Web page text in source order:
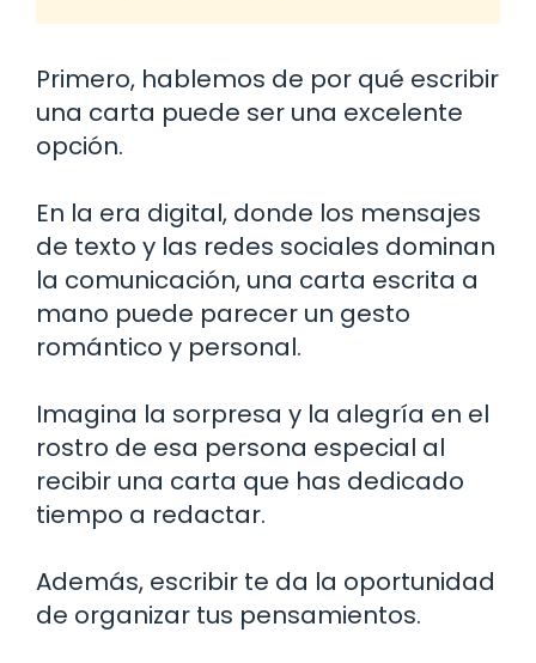
Primero, hablemos de por qué escribir
una carta puede ser una excelente
opción.
En la era digital, donde los mensajes
de texto y las redes sociales dominan
la comunicación, una carta escrita a
mano puede parecer un gesto
romántico y personal.
Imagina la sorpresa y la alegría en el
rostro de esa persona especial al
recibir una carta que has dedicado
tiempo a redactar.
Además, escribir te da la oportunidad
de organizar tus pensamientos.